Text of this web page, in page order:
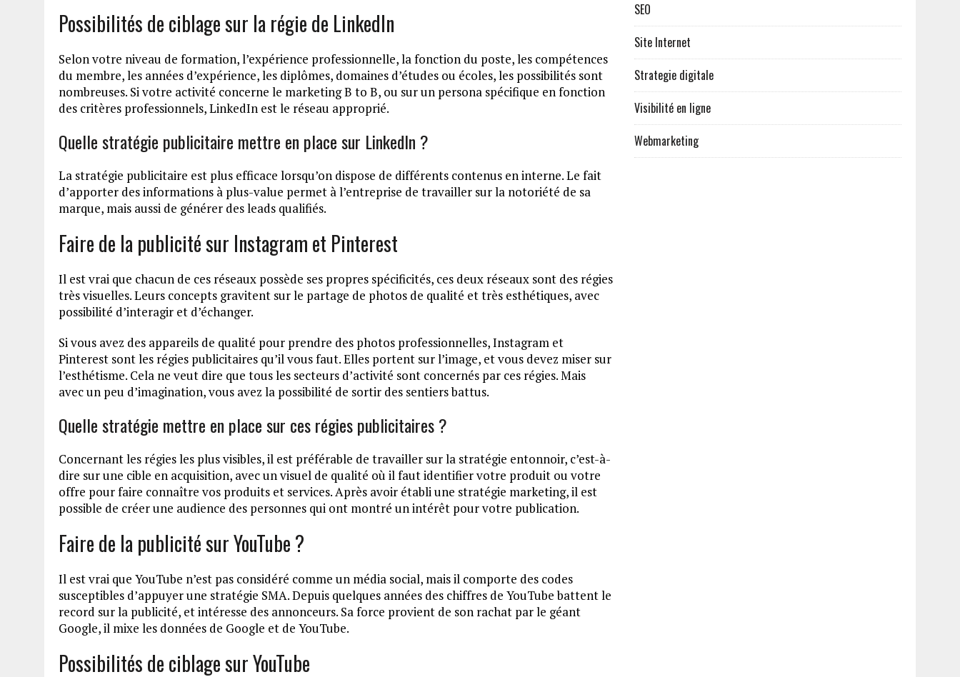
Possibilités de ciblage sur la régie de LinkedIn
Selon votre niveau de formation, l’expérience professionnelle, la fonction du poste, les compétences
du membre, les années d’expérience, les diplômes, domaines d’études ou écoles, les possibilités sont
nombreuses. Si votre activité concerne le marketing B to B, ou sur un persona spécifique en fonction
des critères professionnels, LinkedIn est le réseau approprié.
Quelle stratégie publicitaire mettre en place sur LinkedIn ?
La stratégie publicitaire est plus efficace lorsqu’on dispose de différents contenus en interne. Le fait
d’apporter des informations à plus-value permet à l’entreprise de travailler sur la notoriété de sa
marque, mais aussi de générer des leads qualifiés.
Faire de la publicité sur Instagram et Pinterest
Il est vrai que chacun de ces réseaux possède ses propres spécificités, ces deux réseaux sont des régies
très visuelles. Leurs concepts gravitent sur le partage de photos de qualité et très esthétiques, avec
possibilité d’interagir et d’échanger.
Si vous avez des appareils de qualité pour prendre des photos professionnelles, Instagram et
Pinterest sont les régies publicitaires qu’il vous faut. Elles portent sur l’image, et vous devez miser sur
l’esthétisme. Cela ne veut dire que tous les secteurs d’activité sont concernés par ces régies. Mais
avec un peu d’imagination, vous avez la possibilité de sortir des sentiers battus.
Quelle stratégie mettre en place sur ces régies publicitaires ?
Concernant les régies les plus visibles, il est préférable de travailler sur la stratégie entonnoir, c’est-à-
dire sur une cible en acquisition, avec un visuel de qualité où il faut identifier votre produit ou votre
offre pour faire connaître vos produits et services. Après avoir établi une stratégie marketing, il est
possible de créer une audience des personnes qui ont montré un intérêt pour votre publication.
Faire de la publicité sur YouTube ?
Il est vrai que YouTube n’est pas considéré comme un média social, mais il comporte des codes
susceptibles d’appuyer une stratégie SMA. Depuis quelques années des chiffres de YouTube battent le
record sur la publicité, et intéresse des annonceurs. Sa force provient de son rachat par le géant
Google, il mixe les données de Google et de YouTube.
Possibilités de ciblage sur YouTube
SEO
Site Internet
Strategie digitale
Visibilité en ligne
Webmarketing